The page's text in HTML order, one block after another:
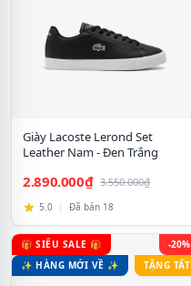
Giày Lacoste Lerond Set
Leather Nam - Đen Trắng
2.890.000₫ 3.550.000₫
5.0 | Đã bán 18
🎁 SIÊU SALE 🎁
✨ HÀNG MỚI VỀ ✨
-20%
TẶNG TẤT